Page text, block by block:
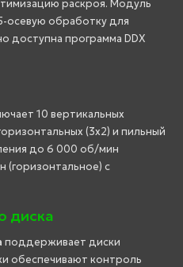
раскроя. Модуль
осевую обработку для
доступна программа DDX
10 вертикальных
(3x2) и пильный
до 6 000 об/мин
(горизонтальное) с
диска
поддерживает диски
обеспечивают контроль